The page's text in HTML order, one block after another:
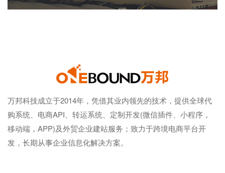
万邦科技成立于2014年，凭借其业内领先的技术，提供全球代
购系统、电商API、转运系统、定制开发(微信插件、小程序，
移动端，APP)及外贸企业建站服务；致力于跨境电商平台开
发，长期从事企业信息化解决方案。